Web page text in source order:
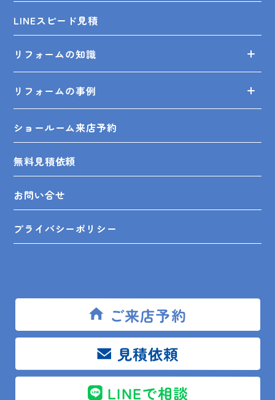
ご来店予約
見積依頼
LINEで相談
LINEスピード見積
リフォームの知識
リフォームの事例
ショールーム来店予約
無料見積依頼
お問い合せ
プライバシーポリシー
〒292-0055 木更津市朝日3-10-9
館山店 〒294-0054 館山市湊510-1